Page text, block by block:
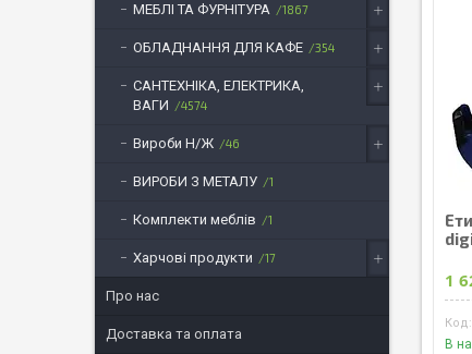
1
В
МЕБЛІ ТА ФУРНІТУРА 1867
ОБЛАДНАННЯ ДЛЯ КАФЕ 354
САНТЕХНІКА, ЕЛЕКТРИКА,
ВАГИ
4574
Вироби Н/Ж 46
ВИРОБИ З МЕТАЛУ 1
Комплекти меблів 1
Харчові продукти 17
Про нас
Доставка та оплата